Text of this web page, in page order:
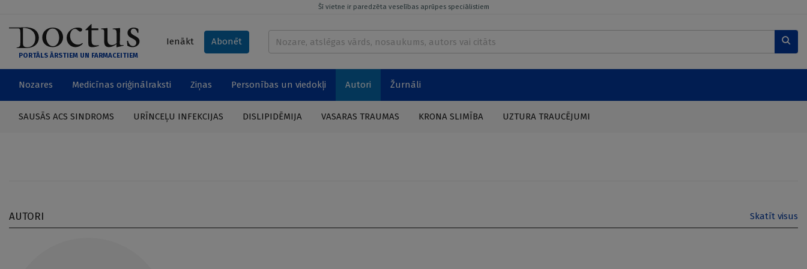
Šī vietne ir paredzēta veselības aprūpes speciālistiem
PORTĀLS ĀRSTIEM UN FARMACEITIEM
Ienākt Abonēt
Nozares Medicīnas oriģinālraksti Ziņas Personības un viedokļi Autori Žurnāli
SAUSĀS ACS SINDROMS URĪNCEĻU INFEKCIJAS DISLIPIDĒMIJA VASARAS TRAUMAS KRONA SLIMĪBA UZTURA TRAUCĒJUMI
AUTORI Skatīt visus